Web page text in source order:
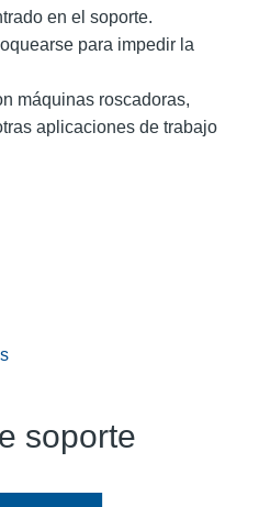
en el soporte.
para impedir la
máquinas roscadoras,
aplicaciones de trabajo
soporte